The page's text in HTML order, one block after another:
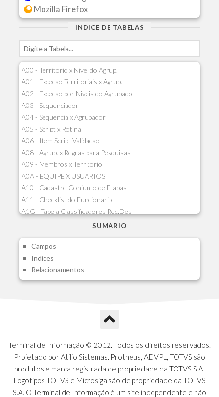
Mozilla Firefox
INDICE DE TABELAS
A00 - Territorio x Nivel do Agrup.
A01 - Excecao Territoriais x Agrup.
A02 - Excecao por Niveis do Agrupado
A03 - Sequenciador
A04 - Sequencia x Agrupador
A05 - Script x Rotina
A06 - Item Script Validacao
A08 - Agrup. x Regras para Pesquisas
A09 - Membros x Territorio
A0A - EQUIPE X USUARIOS
A10 - Cadastro Conjunto de Etapas
A11 - Checklist do Funcionario
A1G - Tabela Classificadores Rec.Des
A1H - Itens Tabela Classif.Rec.Desp.
A1J - Itens Aglutinadores Visao
A1N - Tipos de Card
A1O - Cards Dashboard
A1P - Tipos de Charts
A1S - Notificacoes do Vendedor
A1U - Intermediadores
A1V - Schemas - Gestao de Vendas
A1W - Campos do Schema
A1X - CFDI Complemento Carta Porte
A1Y - Carta Porte - Localizacoes
SUMARIO
Campos
Indices
Relacionamentos
Terminal de Informação © 2012. Todos os direitos reservados.
Projetado por Atilio Sistemas. Protheus, ADVPL, TOTVS são
produtos e marca registrada de propriedade da TOTVS S.A.
Logotipos TOTVS e Microsiga são de propriedade da TOTVS
S.A. O Terminal de Informação é um site independente e não